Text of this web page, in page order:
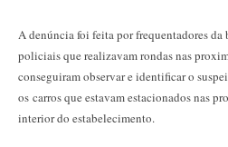
A denúncia foi feita por frequentadores da
policiais que realizavam rondas nas
conseguiram observar e identificar o
os carros que estavam estacionados nas
interior do estabelecimento.